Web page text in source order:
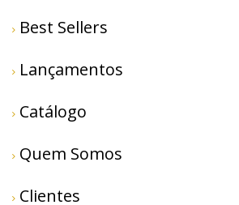
Best Sellers
Lançamentos
Catálogo
Quem Somos
Clientes